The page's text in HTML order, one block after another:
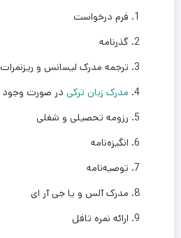
فرم درخواست
گذرنامه
ترجمه مدرک لیسانس و ریزنمرات
مدرک زبان ترکی در صورت وجود
رزومه تحصیلی و شغلی
انگیزه‌نامه
توصیه‌نامه
مدرک آلس و یا جی آر ای
ارائه نمره تافل